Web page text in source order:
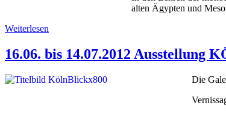
alten Ägypten und
Weiterlesen
16.06. bis 14.07.2012 Ausstellung
Die